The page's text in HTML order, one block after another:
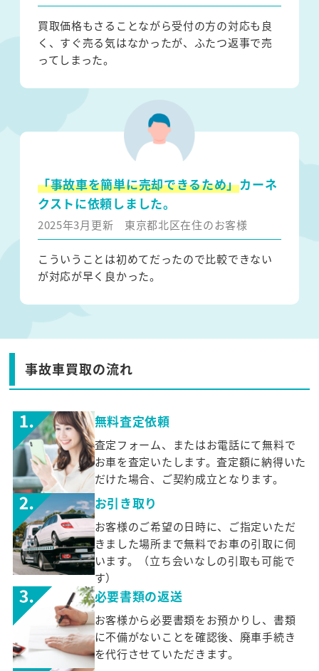
買取価格もさることながら受付の方の対応も良
く、すぐ売る気はなかったが、ふたつ返事で売
ってしまった。
「事故車を簡単に売却できるため」カーネ
クストに依頼しました。
2025年3月更新 東京都北区在住のお客様
こういうことは初めてだったので比較できない
が対応が早く良かった。
事故車買取の流れ
無料査定依頼
査定フォーム、またはお電話にて無料で
お車を査定いたします。査定額に納得いた
だけた場合、ご契約成立となります。
お引き取り
お客様のご希望の日時に、ご指定いただ
きました場所まで無料でお車の引取に伺
います。（立ち会いなしの引取も可能で
す）
必要書類の返送
お客様から必要書類をお預かりし、書類
に不備がないことを確認後、廃車手続き
を代行させていただきます。